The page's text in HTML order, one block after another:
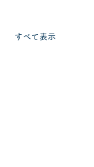
すべて表示